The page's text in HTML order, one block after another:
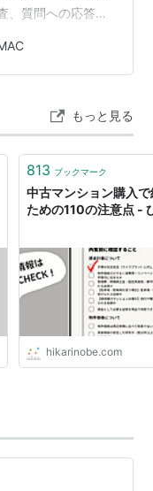
、質問への応答は
けれど、それも
されただけ） あと
浴の見守りだけで
護1になってくれ
…
もっと見る
813 ブックマーク
中古マンション購入
ための110の注意点 -
hikarinobe.com